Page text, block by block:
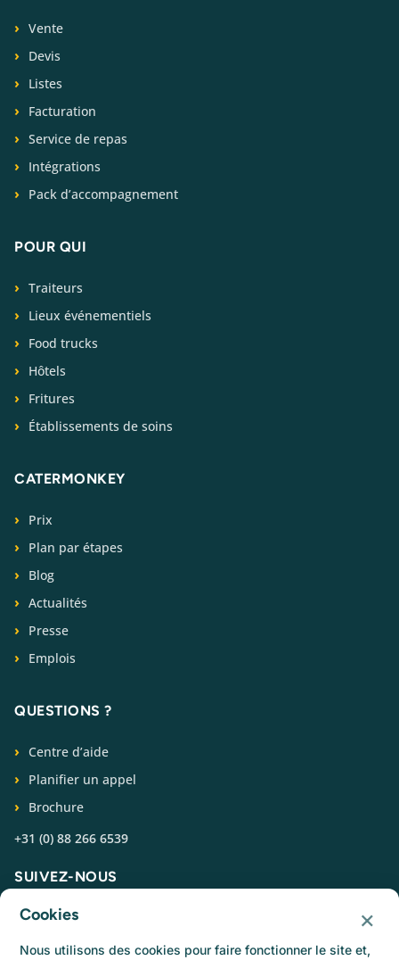
Vente
Devis
Listes
Facturation
Service de repas
Intégrations
Pack d’accompagnement
POUR QUI
Traiteurs
Lieux événementiels
Food trucks
Hôtels
Fritures
Établissements de soins
CATERMONKEY
Prix
Plan par étapes
Blog
Actualités
Presse
Emplois
QUESTIONS ?
Centre d’aide
Planifier un appel
Brochure
+31 (0) 88 266 6539
SUIVEZ-NOUS
Cookies ×
Nous utilisons des cookies pour faire fonctionner le site et,